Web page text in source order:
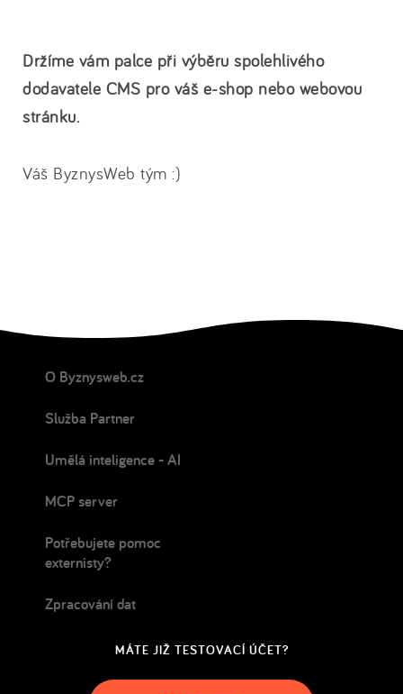
Držíme vám palce při výběru spolehlivého
dodavatele CMS pro váš e-shop nebo webovou
stránku.
Váš ByznysWeb tým :)
O Byznysweb.cz
Služba Partner
Umělá inteligence - AI
MCP server
Potřebujete pomoc
externisty?
Zpracování dat
MÁTE JIŽ TESTOVACÍ ÚČET?